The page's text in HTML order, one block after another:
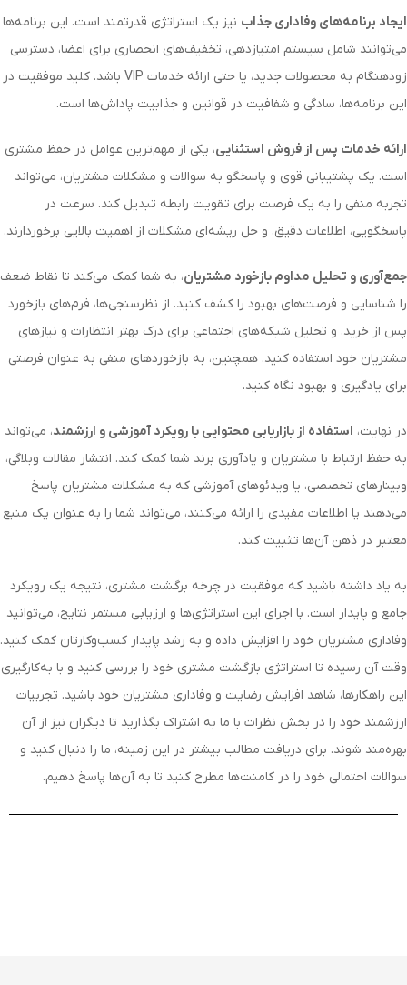
ایجاد برنامه‌های وفاداری جذاب نیز یک استراتژی قدرتمند است. این برنامه‌ها
می‌توانند شامل سیستم امتیازدهی، تخفیف‌های انحصاری برای اعضا، دسترسی
زودهنگام به محصولات جدید، یا حتی ارائه خدمات VIP باشد. کلید موفقیت در
این برنامه‌ها، سادگی و شفافیت در قوانین و جذابیت پاداش‌ها است.
ارائه خدمات پس از فروش استثنایی، یکی از مهم‌ترین عوامل در حفظ مشتری
است. یک پشتیبانی قوی و پاسخگو به سوالات و مشکلات مشتریان، می‌تواند
تجربه منفی را به یک فرصت برای تقویت رابطه تبدیل کند. سرعت در
پاسخگویی، اطلاعات دقیق، و حل ریشه‌ای مشکلات از اهمیت بالایی برخوردارند.
جمع‌آوری و تحلیل مداوم بازخورد مشتریان، به شما کمک می‌کند تا نقاط ضعف
را شناسایی و فرصت‌های بهبود را کشف کنید. از نظرسنجی‌ها، فرم‌های بازخورد
پس از خرید، و تحلیل شبکه‌های اجتماعی برای درک بهتر انتظارات و نیازهای
مشتریان خود استفاده کنید. همچنین، به بازخوردهای منفی به عنوان فرصتی
برای یادگیری و بهبود نگاه کنید.
در نهایت، استفاده از بازاریابی محتوایی با رویکرد آموزشی و ارزشمند، می‌تواند
به حفظ ارتباط با مشتریان و یادآوری برند شما کمک کند. انتشار مقالات وبلاگی،
وبینارهای تخصصی، یا ویدئوهای آموزشی که به مشکلات مشتریان پاسخ
می‌دهند یا اطلاعات مفیدی را ارائه می‌کنند، می‌تواند شما را به عنوان یک منبع
معتبر در ذهن آن‌ها تثبیت کند.
به یاد داشته باشید که موفقیت در چرخه برگشت مشتری، نتیجه یک رویکرد
جامع و پایدار است. با اجرای این استراتژی‌ها و ارزیابی مستمر نتایج، می‌توانید
وفاداری مشتریان خود را افزایش داده و به رشد پایدار کسب‌وکارتان کمک کنید.
وقت آن رسیده تا استراتژی بازگشت مشتری خود را بررسی کنید و با به‌کارگیری
این راهکارها، شاهد افزایش رضایت و وفاداری مشتریان خود باشید. تجربیات
ارزشمند خود را در بخش نظرات با ما به اشتراک بگذارید تا دیگران نیز از آن
بهره‌مند شوند. برای دریافت مطالب بیشتر در این زمینه، ما را دنبال کنید و
سوالات احتمالی خود را در کامنت‌ها مطرح کنید تا به آن‌ها پاسخ دهیم.